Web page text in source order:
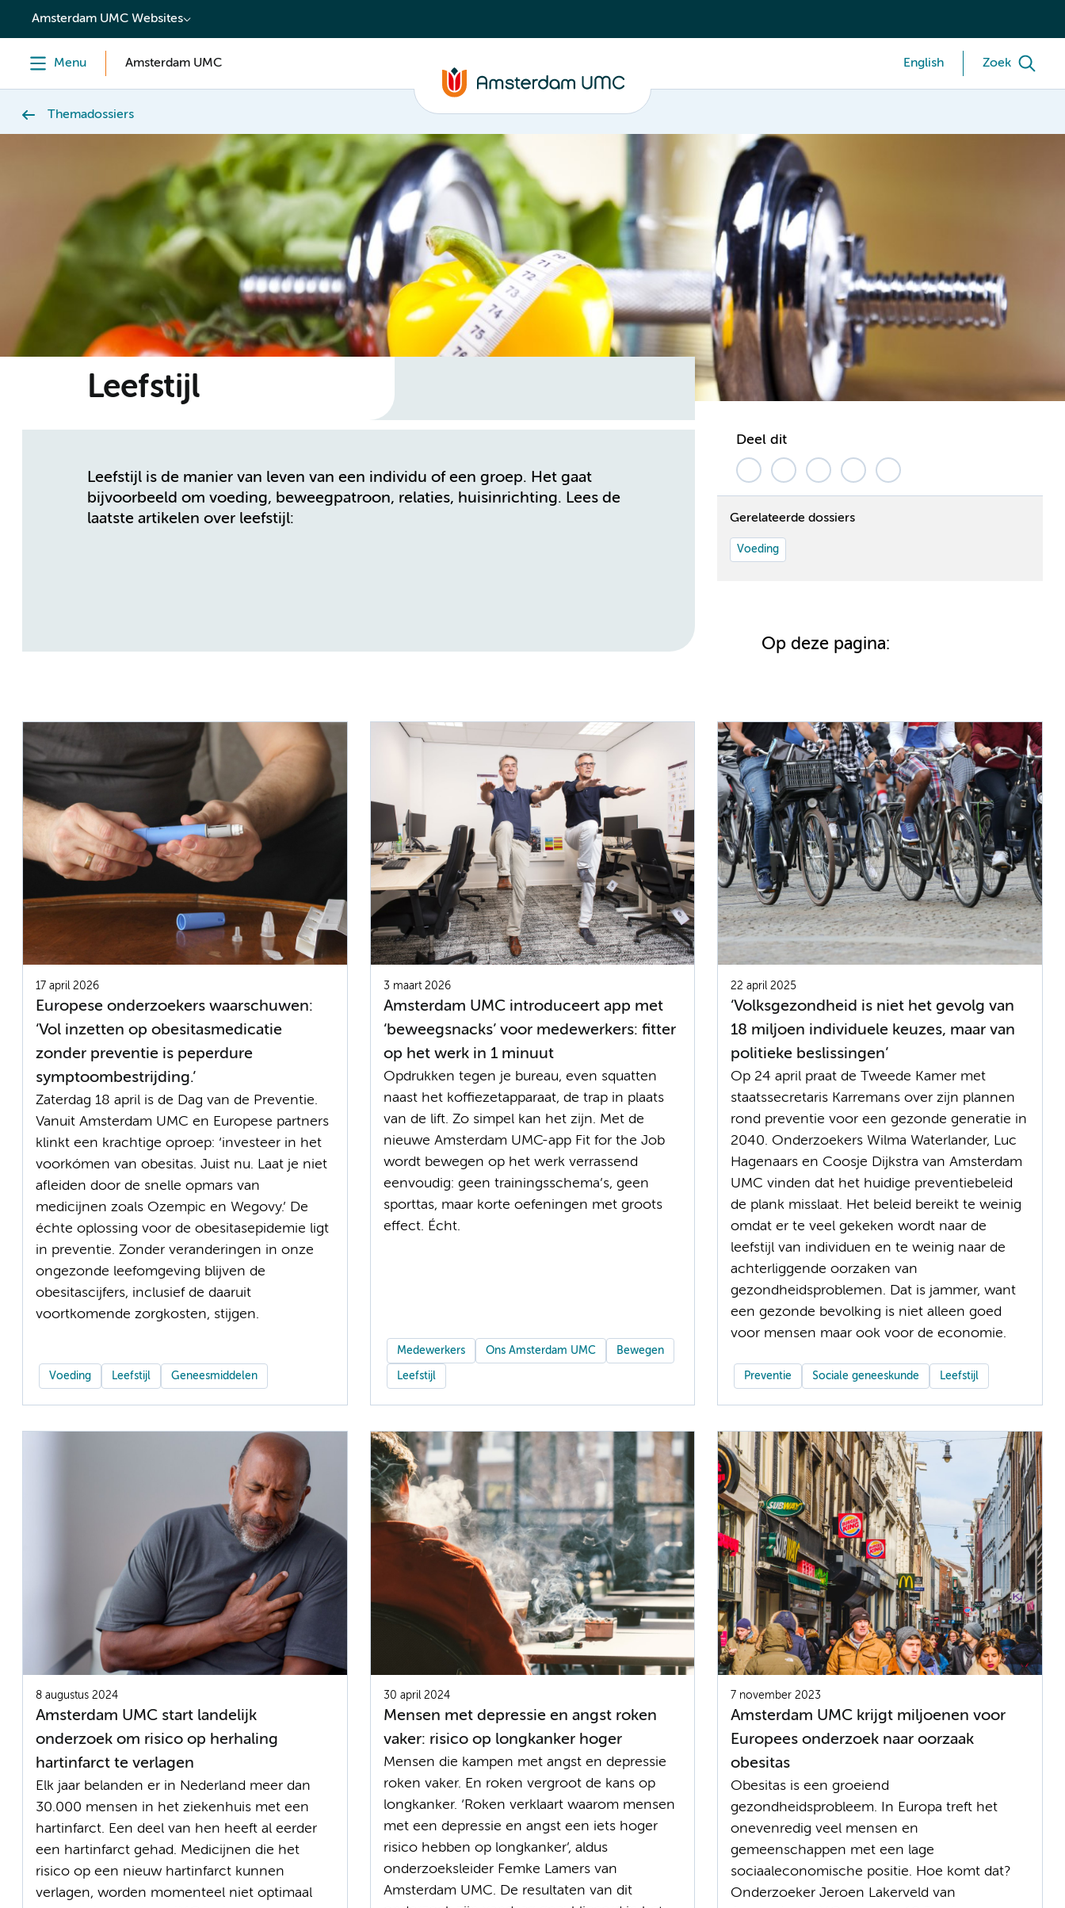
content
Amsterdam UMC Websites
Menu Amsterdam UMC English Zoek
Themadossiers
Leefstijl
Leefstijl is de manier van leven van een individu of een groep. Het gaat
bijvoorbeeld om voeding, beweegpatroon, relaties, huisinrichting. Lees de
laatste artikelen over leefstijl:
Deel dit
Gerelateerde dossiers
Voeding
Op deze pagina:
17 april 2026
Europese onderzoekers waarschuwen:
‘Vol inzetten op obesitasmedicatie
zonder preventie is peperdure
symptoombestrijding.’
Zaterdag 18 april is de Dag van de Preventie.
Vanuit Amsterdam UMC en Europese partners
klinkt een krachtige oproep: ‘investeer in het
voorkómen van obesitas. Juist nu. Laat je niet
afleiden door de snelle opmars van
medicijnen zoals Ozempic en Wegovy.’ De
échte oplossing voor de obesitasepidemie ligt
in preventie. Zonder veranderingen in onze
ongezonde leefomgeving blijven de
obesitascijfers, inclusief de daaruit
voortkomende zorgkosten, stijgen.
Voeding Leefstijl Geneesmiddelen
3 maart 2026
Amsterdam UMC introduceert app met
‘beweegsnacks’ voor medewerkers: fitter
op het werk in 1 minuut
Opdrukken tegen je bureau, even squatten
naast het koffiezetapparaat, de trap in plaats
van de lift. Zo simpel kan het zijn. Met de
nieuwe Amsterdam UMC-app Fit for the Job
wordt bewegen op het werk verrassend
eenvoudig: geen trainingsschema’s, geen
sporttas, maar korte oefeningen met groots
effect. Écht.
Medewerkers Ons Amsterdam UMC Bewegen
Leefstijl
22 april 2025
‘Volksgezondheid is niet het gevolg van
18 miljoen individuele keuzes, maar van
politieke beslissingen’
Op 24 april praat de Tweede Kamer met
staatssecretaris Karremans over zijn plannen
rond preventie voor een gezonde generatie in
2040. Onderzoekers Wilma Waterlander, Luc
Hagenaars en Coosje Dijkstra van Amsterdam
UMC vinden dat het huidige preventiebeleid
de plank misslaat. Het beleid bereikt te weinig
omdat er te veel gekeken wordt naar de
leefstijl van individuen en te weinig naar de
achterliggende oorzaken van
gezondheidsproblemen. Dat is jammer, want
een gezonde bevolking is niet alleen goed
voor mensen maar ook voor de economie.
Preventie Sociale geneeskunde Leefstijl
8 augustus 2024
Amsterdam UMC start landelijk
onderzoek om risico op herhaling
hartinfarct te verlagen
Elk jaar belanden er in Nederland meer dan
30.000 mensen in het ziekenhuis met een
hartinfarct. Een deel van hen heeft al eerder
een hartinfarct gehad. Medicijnen die het
risico op een nieuw hartinfarct kunnen
verlagen, worden momenteel niet optimaal
30 april 2024
Mensen met depressie en angst roken
vaker: risico op longkanker hoger
Mensen die kampen met angst en depressie
roken vaker. En roken vergroot de kans op
longkanker. ‘Roken verklaart waarom mensen
met een depressie en angst een iets hoger
risico hebben op longkanker’, aldus
onderzoeksleider Femke Lamers van
Amsterdam UMC. De resultaten van dit
7 november 2023
Amsterdam UMC krijgt miljoenen voor
Europees onderzoek naar oorzaak
obesitas
Obesitas is een groeiend
gezondheidsprobleem. In Europa treft het
onevenredig veel mensen en
gemeenschappen met een lage
sociaaleconomische positie. Hoe komt dat?
Onderzoeker Jeroen Lakerveld van